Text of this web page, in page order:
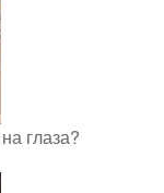
глаза?